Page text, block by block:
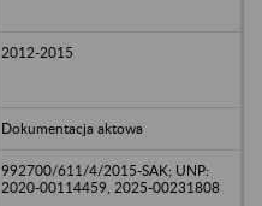
2012-2015
Dokumentacja aktowa
992700/611/4/2015-SAK; UNP:
2020-00114459, 2025-00231808